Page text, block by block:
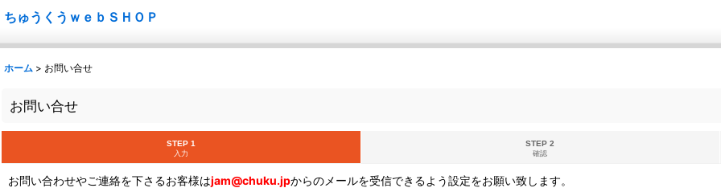
ちゅうくうｗｅｂＳＨＯＰ
ホーム > お問い合せ
お問い合せ
STEP 1
入力
STEP 2
確認
お問い合わせやご連絡を下さるお客様はjam@chuku.jpからのメールを受信できるよう設定をお願い致します。